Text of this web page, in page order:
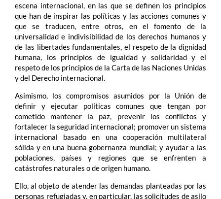
escena internacional, en las que se definen los principios
que han de inspirar las políticas y las acciones comunes y
que se traducen, entre otros, en el fomento de la
universalidad e indivisibilidad de los derechos humanos y
de las libertades fundamentales, el respeto de la dignidad
humana, los principios de igualdad y solidaridad y el
respeto de los principios de la Carta de las Naciones Unidas
y del Derecho internacional.
Asimismo, los compromisos asumidos por la Unión de
definir y ejecutar políticas comunes que tengan por
cometido mantener la paz, prevenir los conflictos y
fortalecer la seguridad internacional; promover un sistema
internacional basado en una cooperación multilateral
sólida y en una buena gobernanza mundial; y ayudar a las
poblaciones, países y regiones que se enfrenten a
catástrofes naturales o de origen humano.
Ello, al objeto de atender las demandas planteadas por las
personas refugiadas y, en particular, las solicitudes de asilo